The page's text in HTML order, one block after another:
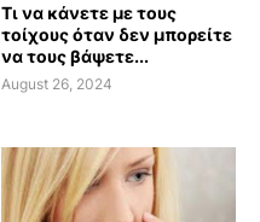
Τι να κάνετε με τους
τοίχους όταν δεν μπορείτε
να τους βάψετε...
August 26, 2024